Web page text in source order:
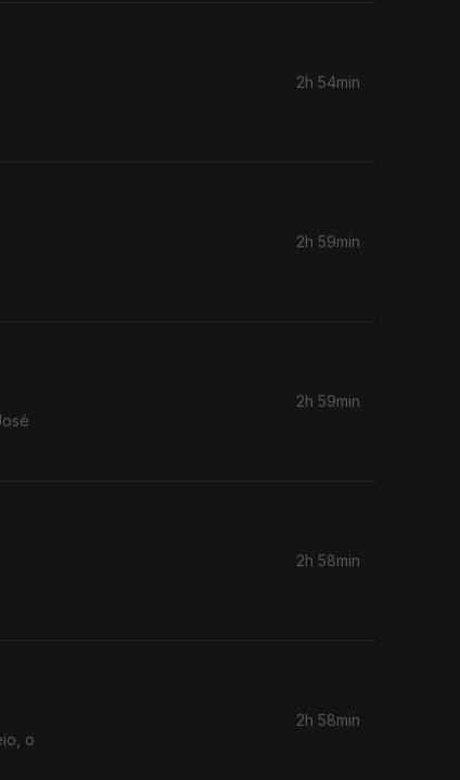
2h 54min
2h 59min
2h 59min
2h 58min
o
2h 58min